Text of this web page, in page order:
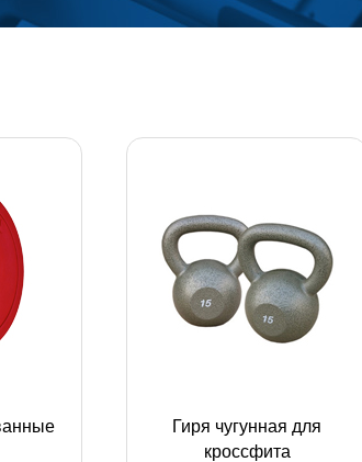
Гиря чугунная для
кроссфита